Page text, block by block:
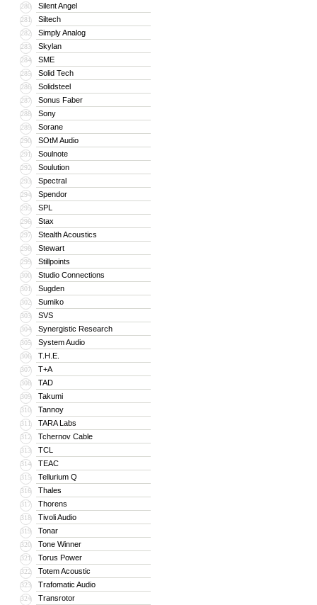
280 Silent Angel
281 Siltech
282 Simply Analog
283 Skylan
284 SME
285 Solid Tech
286 Solidsteel
287 Sonus Faber
288 Sony
289 Sorane
290 SOtM Audio
291 Soulnote
292 Soulution
293 Spectral
294 Spendor
295 SPL
296 Stax
297 Stealth Acoustics
298 Stewart
299 Stillpoints
300 Studio Connections
301 Sugden
302 Sumiko
303 SVS
304 Synergistic Research
305 System Audio
306 T.H.E.
307 T+A
308 TAD
309 Takumi
310 Tannoy
311 TARA Labs
312 Tchernov Cable
313 TCL
314 TEAC
315 Tellurium Q
316 Thales
317 Thorens
318 Tivoli Audio
319 Tonar
320 Tone Winner
321 Torus Power
322 Totem Acoustic
323 Trafomatic Audio
324 Transrotor